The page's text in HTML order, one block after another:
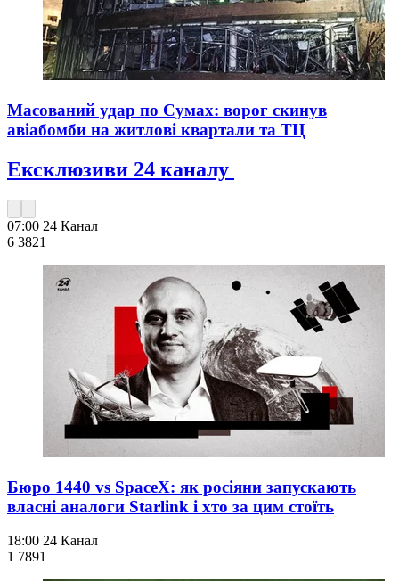
Масований удар по Сумах: ворог скинув
авіабомби на житлові квартали та ТЦ
Ексклюзиви 24 каналу
07:00 24 Канал
6 3821
Бюро 1440 vs SpaceX: як росіяни запускають
власні аналоги Starlink і хто за цим стоїть
18:00 24 Канал
1 7891